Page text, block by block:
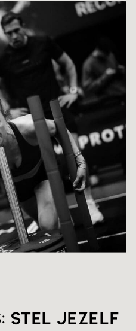
stel jezelf